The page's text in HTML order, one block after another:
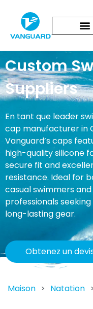
Custom
Suppliers
En tant que leader
cap manufacturer in
Vanguard’s caps
high-quality silicone
secure fit and
resistance. Ideal for
casual swimmers and
professionals
long-lasting gear.
Obtenez un
Maison > Natation >